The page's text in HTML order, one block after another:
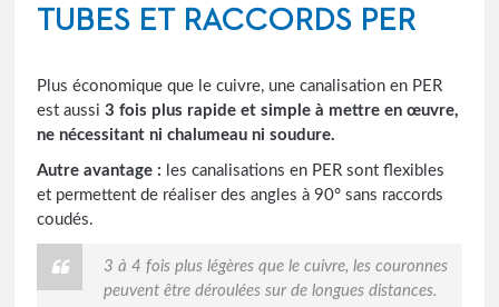
TUBES ET RACCORDS PER
Plus économique que le cuivre, une canalisation en PER
est aussi3 fois plus rapide et simple à mettre en œuvre,
ne nécessitant ni chalumeau ni soudure.
Autre avantage : les canalisations en PER sont flexibles
et permettent de réaliser des angles à 90° sans raccords
coudés.
3 à 4 fois plus légères que le cuivre, les couronnes
peuvent être déroulées sur de longues distances.